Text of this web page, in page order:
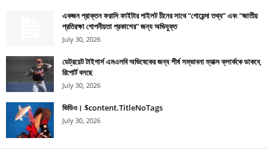
একজন প্রাক্তন ফরাসি ফাইটার পাইলট চীনের সাথে “গোয়েন্দা তথ্য” এবং “জাতীয়
প্রতিরক্ষা গোপনীয়তা প্রকাশের” জন্য অভিযুক্ত
July 30, 2026
ডেট্রয়েট টাইগার্স এমএলবি অভিষেকের জন্য শীর্ষ সম্ভাবনা ম্যাক্স ক্লার্ককে ডাকবে,
রিপোর্ট বলছে
July 30, 2026
ভিডিও। $content.TitleNoTags
July 30, 2026